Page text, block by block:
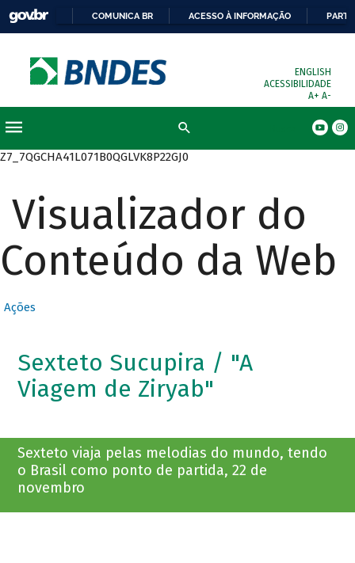
COMUNICA BR ACESSO À INFORMAÇÃO
ENGLISH
ACESSIBILIDADE
A+ A-
Z7_7QGCHA41L071B0QGLVK8P22GJ0
Visualizador do
Conteúdo da Web
Ações
Sexteto Sucupira / "A
Viagem de Ziryab"
Sexteto viaja pelas melodias do mundo, tendo
o Brasil como ponto de partida, 22 de
novembro